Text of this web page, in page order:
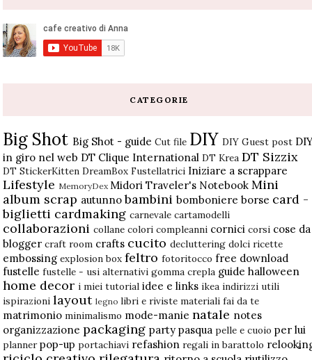
CATEGORIE
Big Shot Big Shot - guide Cut file DIY DIY Guest post
in giro nel web DT Clique International DT Krea DT Sizzix
DT StickerKitten DreamBox Fustellatrici Iniziare a scrappare
Lifestyle MemoryDex Midori Traveler's Notebook Mini
album scrap autunno bambini bomboniere borse card -
biglietti cardmaking carnevale cartamodelli
collaborazioni collane colori compleanni cornici corsi cose da
blogger craft room crafts cucito decluttering dolci ricette
embossing explosion box feltro fotoritocco free download
fustelle fustelle - usi alternativi gomma crepla guide halloween
home decor i miei tutorial idee e links ikea indirizzi utili
ispirazioni layout legno libri e riviste materiali fai da te
matrimonio minimalismo mode-manie natale notes
organizzazione packaging party pasqua pelle e cuoio per lui
planner pop-up portachiavi refashion regali in barattolo